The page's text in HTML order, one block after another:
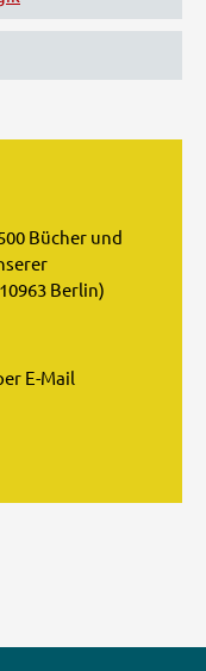
Bücher und
Berlin)
E-Mail